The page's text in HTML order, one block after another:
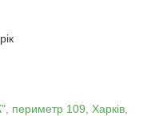
периметр 109, Харків,